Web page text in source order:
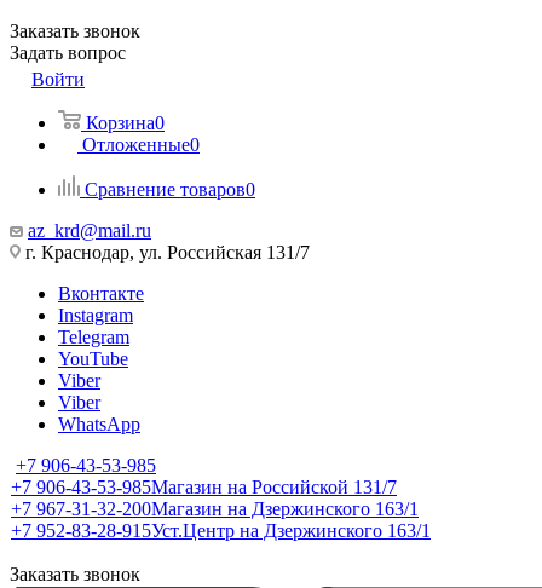
Заказать звонок
Задать вопрос
Войти
Корзина0
Отложенные0
Сравнение товаров0
az_krd@mail.ru
г. Краснодар, ул. Российская 131/7
Вконтакте
Instagram
Telegram
YouTube
Viber
Viber
WhatsApp
+7 906-43-53-985
+7 906-43-53-985Магазин на Российской 131/7
+7 967-31-32-200Магазин на Дзержинского 163/1
+7 952-83-28-915Уст.Центр на Дзержинского 163/1
Заказать звонок